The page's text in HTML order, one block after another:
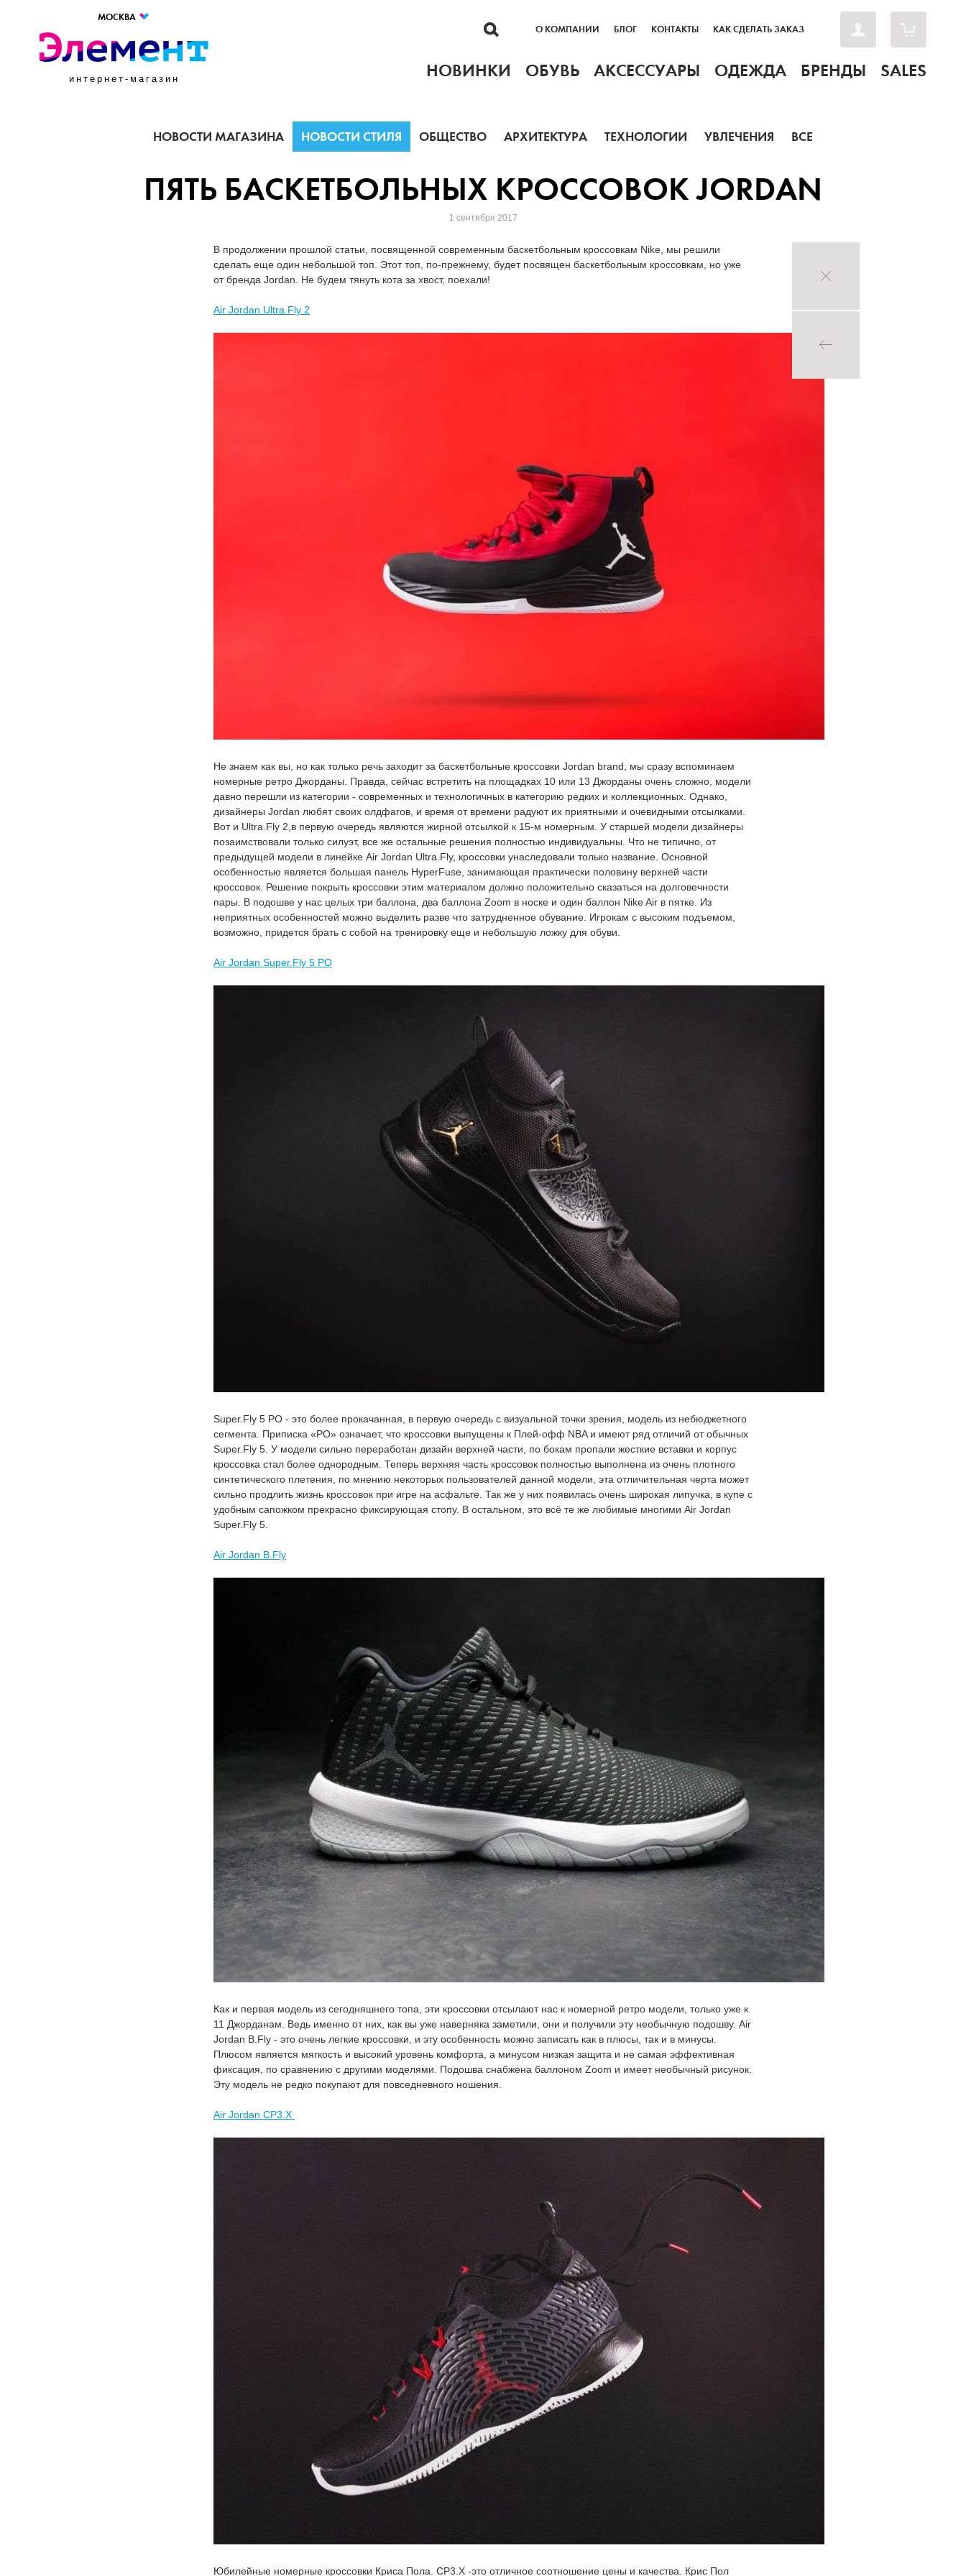
МОСКВА
интернет-магазин
О КОМПАНИИ БЛОГ КОНТАКТЫ КАК СДЕЛАТЬ ЗАКАЗ
НОВИНКИ ОБУВЬ АКСЕССУАРЫ ОДЕЖДА БРЕНДЫ SALES
НОВОСТИ МАГАЗИНА НОВОСТИ СТИЛЯ ОБЩЕСТВО АРХИТЕКТУРА ТЕХНОЛОГИИ УВЛЕЧЕНИЯ ВСЕ
ПЯТЬ БАСКЕТБОЛЬНЫХ КРОССОВОК JORDAN
1 сентября 2017
В продолжении прошлой статьи, посвященной современным баскетбольным кроссовкам Nike, мы решили
сделать еще один небольшой топ. Этот топ, по-прежнему, будет посвящен баскетбольным кроссовкам, но уже
от бренда Jordan. Не будем тянуть кота за хвост, поехали!
Air Jordan Ultra.Fly 2
Не знаем как вы, но как только речь заходит за баскетбольные кроссовки Jordan brand, мы сразу вспоминаем
номерные ретро Джорданы. Правда, сейчас встретить на площадках 10 или 13 Джорданы очень сложно, модели
давно перешли из категории - современных и технологичных в категорию редких и коллекционных. Однако,
дизайнеры Jordan любят своих олдфагов, и время от времени радуют их приятными и очевидными отсылками.
Вот и Ultra.Fly 2,в первую очередь являются жирной отсылкой к 15-м номерным. У старшей модели дизайнеры
позаимствовали только силуэт, все же остальные решения полностью индивидуальны. Что не типично, от
предыдущей модели в линейке Air Jordan Ultra.Fly, кроссовки унаследовали только название. Основной
особенностью является большая панель HyperFuse, занимающая практически половину верхней части
кроссовок. Решение покрыть кроссовки этим материалом должно положительно сказаться на долговечности
пары. В подошве у нас целых три баллона, два баллона Zoom в носке и один баллон Nike Air в пятке. Из
неприятных особенностей можно выделить разве что затрудненное обувание. Игрокам с высоким подъемом,
возможно, придется брать с собой на тренировку еще и небольшую ложку для обуви.
Air Jordan Super.Fly 5 PO
Super.Fly 5 PO - это более прокачанная, в первую очередь с визуальной точки зрения, модель из небюджетного
сегмента. Приписка «PO» означает, что кроссовки выпущены к Плей-офф NBA и имеют ряд отличий от обычных
Super.Fly 5. У модели сильно переработан дизайн верхней части, по бокам пропали жесткие вставки и корпус
кроссовка стал более однородным. Теперь верхняя часть кроссовок полностью выполнена из очень плотного
синтетического плетения, по мнению некоторых пользователей данной модели, эта отличительная черта может
сильно продлить жизнь кроссовок при игре на асфальте. Так же у них появилась очень широкая липучка, в купе с
удобным сапожком прекрасно фиксирующая стопу. В остальном, это всё те же любимые многими Air Jordan
Super.Fly 5.
Air Jordan B.Fly
Как и первая модель из сегодняшнего топа, эти кроссовки отсылают нас к номерной ретро модели, только уже к
11 Джорданам. Ведь именно от них, как вы уже наверняка заметили, они и получили эту необычную подошву. Air
Jordan B.Fly - это очень легкие кроссовки, и эту особенность можно записать как в плюсы, так и в минусы.
Плюсом является мягкость и высокий уровень комфорта, а минусом низкая защита и не самая эффективная
фиксация, по сравнению с другими моделями. Подошва снабжена баллоном Zoom и имеет необычный рисунок.
Эту модель не редко покупают для повседневного ношения.
Air Jordan CP3.X
Юбилейные номерные кроссовки Криса Пола. CP3.X -это отличное соотношение цены и качества. Крис Пол